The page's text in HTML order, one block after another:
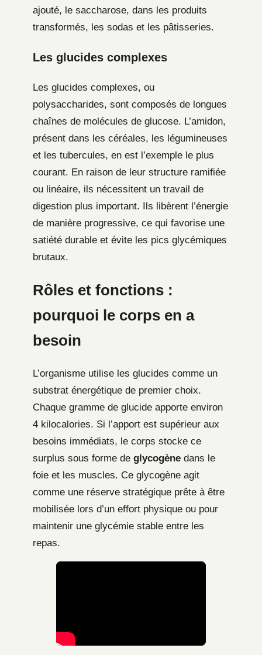
ajouté, le saccharose, dans les produits
transformés, les sodas et les pâtisseries.
Les glucides complexes
Les glucides complexes, ou
polysaccharides, sont composés de longues
chaînes de molécules de glucose. L’amidon,
présent dans les céréales, les légumineuses
et les tubercules, en est l’exemple le plus
courant. En raison de leur structure ramifiée
ou linéaire, ils nécessitent un travail de
digestion plus important. Ils libèrent l’énergie
de manière progressive, ce qui favorise une
satiété durable et évite les pics glycémiques
brutaux.
Rôles et fonctions :
pourquoi le corps en a
besoin
L’organisme utilise les glucides comme un
substrat énergétique de premier choix.
Chaque gramme de glucide apporte environ
4 kilocalories. Si l’apport est supérieur aux
besoins immédiats, le corps stocke ce
surplus sous forme de glycogène dans le
foie et les muscles. Ce glycogène agit
comme une réserve stratégique prête à être
mobilisée lors d’un effort physique ou pour
maintenir une glycémie stable entre les
repas.